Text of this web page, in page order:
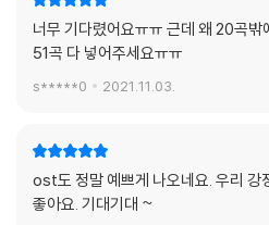
너무 기다렸어요ㅠㅠ 근데 왜 20곡
51곡 다 넣어주세요ㅠㅠ
s*****0 2021.11.03.
ost도 정말 예쁘게 나오네요. 우리 강
좋아요. 기대기대 ~